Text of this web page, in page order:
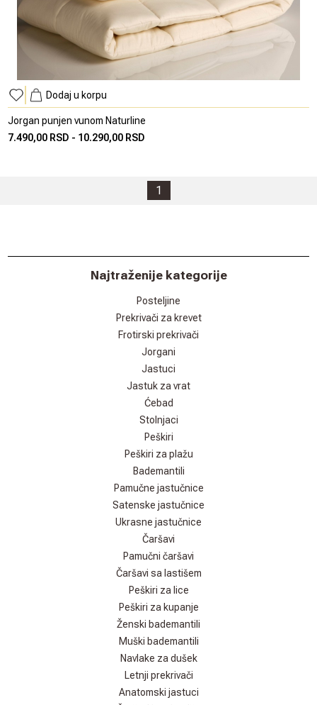
Dodaj u korpu
Jorgan punjen vunom Naturline
7.490,00 RSD - 10.290,00 RSD
1
Najtraženije kategorije
Posteljine
Prekrivači za krevet
Frotirski prekrivači
Jorgani
Jastuci
Jastuk za vrat
Ćebad
Stolnjaci
Peškiri
Peškiri za plažu
Bademantili
Pamučne jastučnice
Satenske jastučnice
Ukrasne jastučnice
Čaršavi
Pamučni čaršavi
Čaršavi sa lastišem
Peškiri za lice
Peškiri za kupanje
Ženski bademantili
Muški bademantili
Navlake za dušek
Letnji prekrivači
Anatomski jastuci